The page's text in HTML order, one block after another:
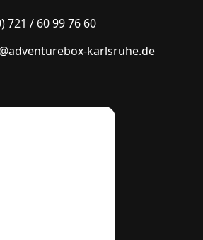
721 / 60 99 76 60
karlsruhe.de